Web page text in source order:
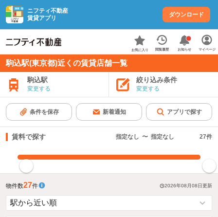
ニフティ不動産
賃貸アプリ
ダウンロード
お気に入り 閲覧履歴 お知らせ マイページ
駒込駅(東京都)近くの賃貸店舗一覧
駒込駅
変更する
絞り込み条件
変更する
条件を保存 新着通知 アプリで探す
賃料で探す 指定なし 〜 指定なし 27件
物件数27件 2026年08月08日更新